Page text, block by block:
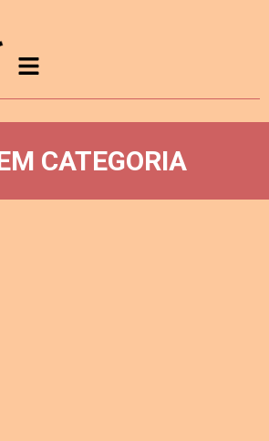
CATEGORIA